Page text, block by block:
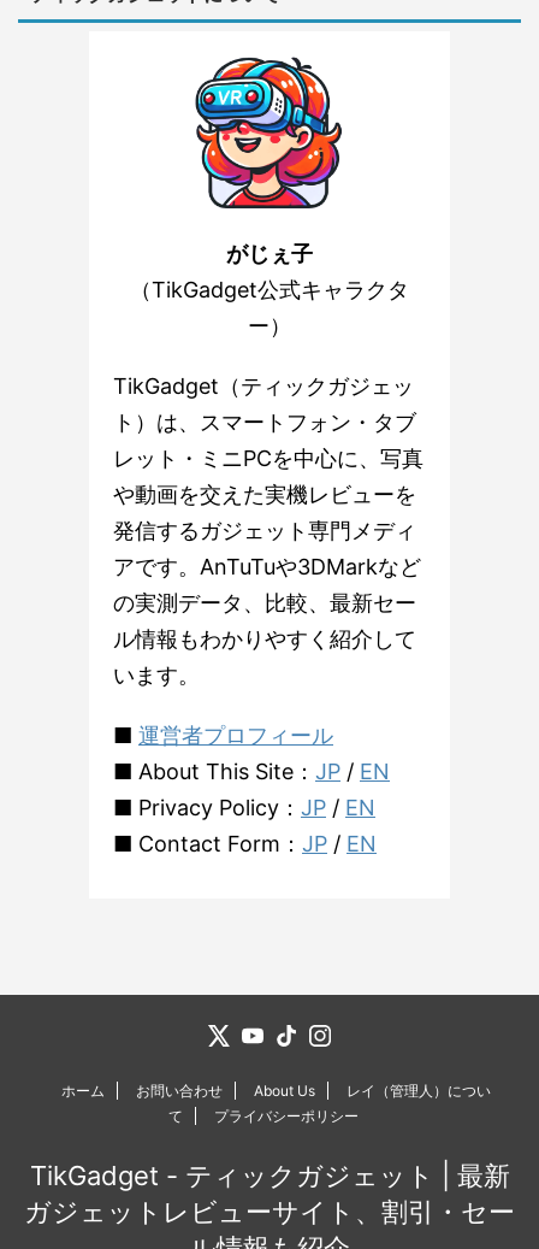
がじぇ子
（TikGadget公式キャラクタ
ー）
TikGadget（ティックガジェッ
ト）は、スマートフォン・タブ
レット・ミニPCを中心に、写真
や動画を交えた実機レビューを
発信するガジェット専門メディ
アです。AnTuTuや3DMarkなど
の実測データ、比較、最新セー
ル情報もわかりやすく紹介して
います。
■ 運営者プロフィール
■ About This Site： JP / EN
■ Privacy Policy： JP / EN
■ Contact Form： JP / EN
ホーム お問い合わせ About Us
レイ（管理人）につい
て
プライバシーポリシー
TikGadget - ティックガジェット | 最新
ガジェットレビューサイト、割引・セー